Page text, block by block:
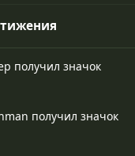
получил значок
получил значок